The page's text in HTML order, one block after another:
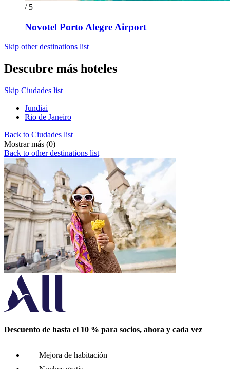
/ 5
Novotel Porto Alegre Airport
Skip other destinations list
Descubre más hoteles
Skip Ciudades list
Jundiai
Rio de Janeiro
Back to Ciudades list
Mostrar más (0)
Back to other destinations list
Descuento de hasta el 10 % para socios, ahora y cada vez
Mejora de habitación